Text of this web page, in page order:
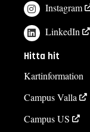
Instagram
LinkedIn
Hitta hit
Kartinformation
Campus Valla
Campus US